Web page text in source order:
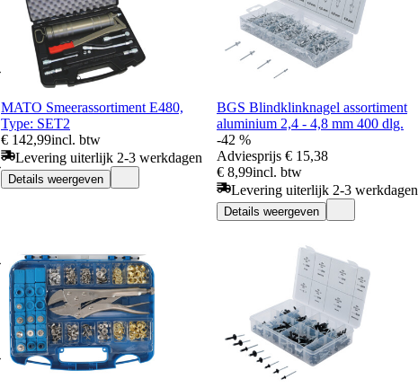
MATO Smeerassortiment E480,
Type: SET2
€ 142,99incl. btw
Levering uiterlijk 2-3 werkdagen
Details weergeven
BGS Blindklinknagel assortiment
aluminium 2,4 - 4,8 mm 400 dlg.
-42 %
Adviesprijs € 15,38
€ 8,99incl. btw
Levering uiterlijk 2-3 werkdagen
Details weergeven